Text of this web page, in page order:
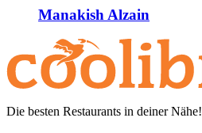
Manakish Alzain
Die besten Restaurants in deiner Nähe!